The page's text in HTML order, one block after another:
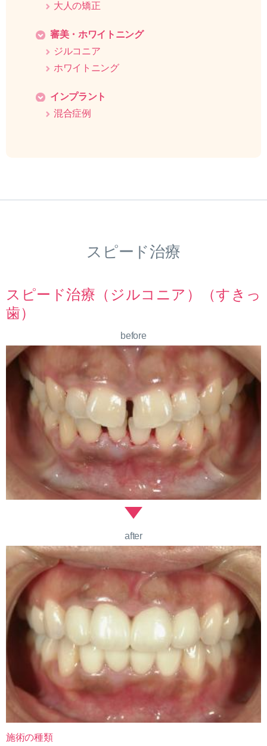
大人の矯正
審美・ホワイトニング
ジルコニア
ホワイトニング
インプラント
混合症例
スピード治療
スピード治療（ジルコニア）（すきっ
歯）
before
after
施術の種類